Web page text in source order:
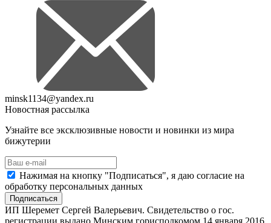
minsk1134@yandex.ru
Новостная рассылка
Узнайте все эксклюзивные новости и новинки из мира
бижутерии
Нажимая на кнопку "Подписаться", я даю согласие на
обработку персональных данных
Подписаться
ИП Шеремет Сергей Валерьевич. Свидетельство о гос.
регистрации выдано Минским горисполкомом 14 января 2016